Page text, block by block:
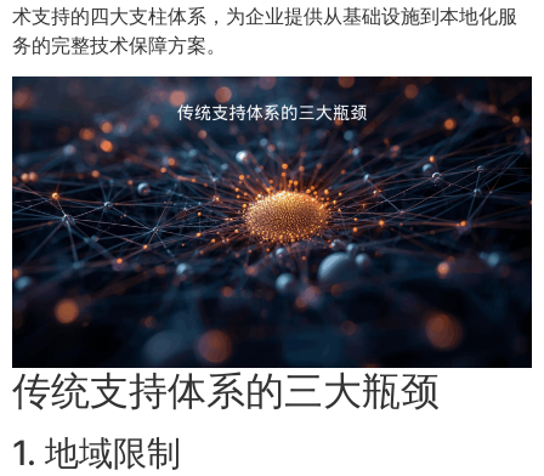
术支持的四大支柱体系，为企业提供从基础设施到本地化服
务的完整技术保障方案。
传统支持体系的三大瓶颈
1. 地域限制